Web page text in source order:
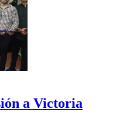
a Victoria